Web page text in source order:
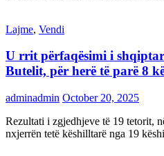
Lajme, Vendi
U rrit përfaqësimi i
Butelit, për herë të parë 8
adminadmin October 20, 2025
Rezultati i zgjedhjeve të 19 tetorit,
nxjerrën tetë këshilltarë nga 19